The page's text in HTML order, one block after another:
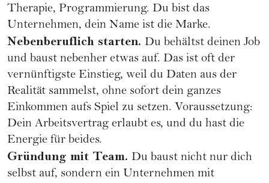
Therapie, Programmierung. Du bist das
Unternehmen, dein Name ist die Marke.
Nebenberuflich starten. Du behältst deinen Job
und baust nebenher etwas auf. Das ist oft der
vernünftigste Einstieg, weil du Daten aus der
Realität sammelst, ohne sofort dein ganzes
Einkommen aufs Spiel zu setzen. Voraussetzung:
Dein Arbeitsvertrag erlaubt es, und du hast die
Energie für beides.
Gründung mit Team. Du baust nicht nur dich
selbst auf, sondern ein Unternehmen mit